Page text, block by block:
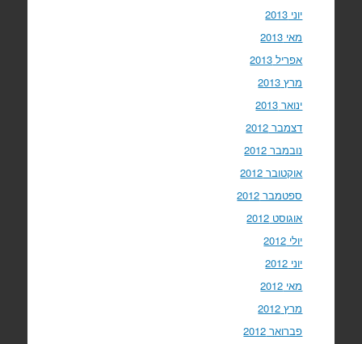
יוני 2013
מאי 2013
אפריל 2013
מרץ 2013
ינואר 2013
דצמבר 2012
נובמבר 2012
אוקטובר 2012
ספטמבר 2012
אוגוסט 2012
יולי 2012
יוני 2012
מאי 2012
מרץ 2012
פברואר 2012